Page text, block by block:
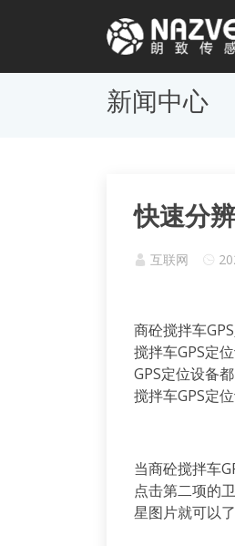
新闻中心
快速分
互联网
商砼搅拌车
搅拌车GPS定
GPS定位设备
搅拌车GPS定
当商砼搅拌车
点击第二项的
星图片就可以